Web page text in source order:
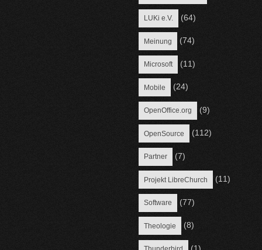
LUKi e.V. (64)
Meinung (74)
Microsoft (11)
Mobile (24)
OpenOffice.org (9)
OpenSource (112)
Partner (7)
Projekt LibreChurch (11)
Software (77)
Theologie (8)